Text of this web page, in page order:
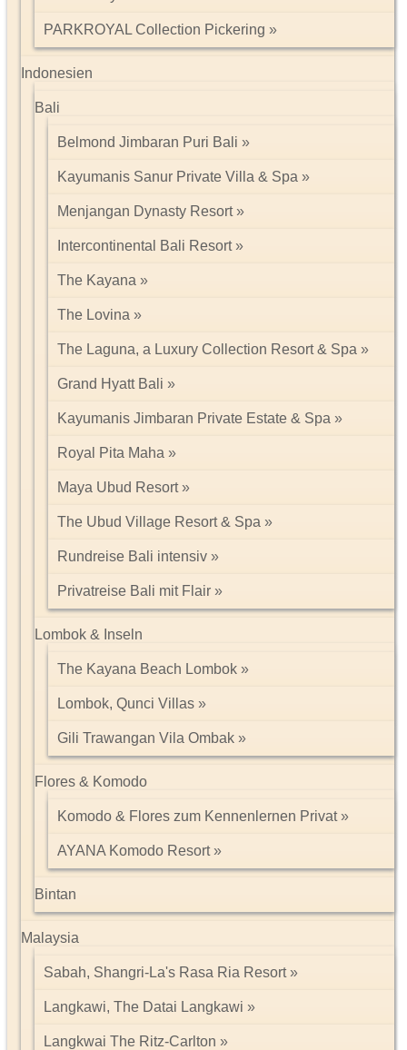
PARKROYAL Collection Pickering
Indonesien
Bali
Belmond Jimbaran Puri Bali
Kayumanis Sanur Private Villa & Spa
Menjangan Dynasty Resort
Intercontinental Bali Resort
The Kayana
The Lovina
The Laguna, a Luxury Collection Resort & Spa
Grand Hyatt Bali
Kayumanis Jimbaran Private Estate & Spa
Royal Pita Maha
Maya Ubud Resort
The Ubud Village Resort & Spa
Rundreise Bali intensiv
Privatreise Bali mit Flair
Lombok & Inseln
The Kayana Beach Lombok
Lombok, Qunci Villas
Gili Trawangan Vila Ombak
Flores & Komodo
Komodo & Flores zum Kennenlernen Privat
AYANA Komodo Resort
Bintan
Malaysia
Sabah, Shangri-La's Rasa Ria Resort
Langkawi, The Datai Langkawi
Langkwai The Ritz-Carlton